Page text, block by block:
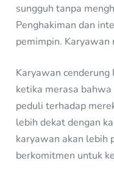
sungguh tanpa
Penghakiman dan
pemimpin. Karyawan
Karyawan
ketika merasa
peduli terhadap
lebih dekat dengan
karyawan akan lebih
berkomitmen untuk